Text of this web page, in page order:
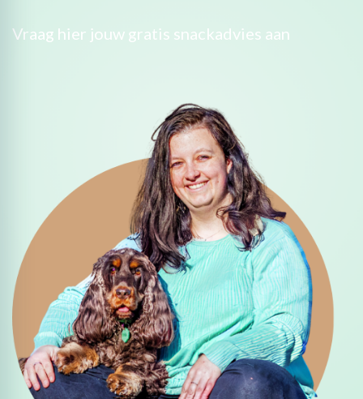
Vraag hier jouw gratis snackadvies aan